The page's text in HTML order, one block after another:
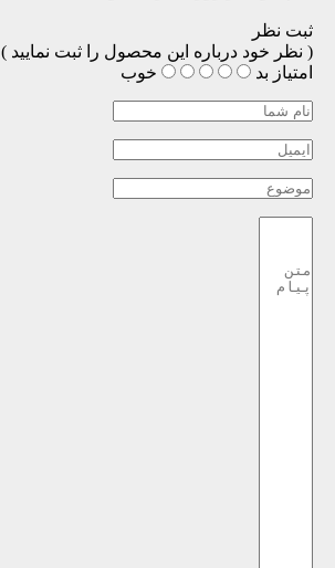
ثبت نظر
( نظر خود درباره این محصول را ثبت نمایید )
امتیاز بد خوب